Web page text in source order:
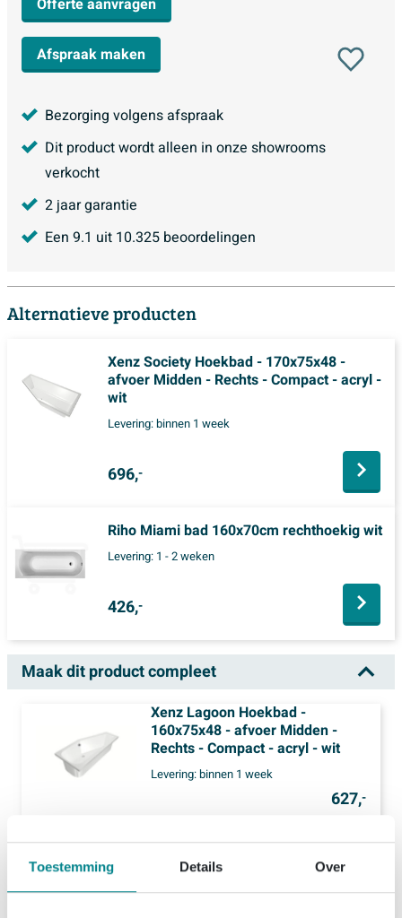
Toestemming Details Over
Offerte aanvragen
Afspraak maken
Bezorging volgens afspraak
Dit product wordt alleen in onze showrooms
verkocht
2 jaar garantie
Een 9.1 uit 10.325 beoordelingen
Alternatieve producten
Xenz Society Hoekbad - 170x75x48 -
afvoer Midden - Rechts - Compact - acryl -
wit
Levering:binnen 1 week
696,-
Riho Miami bad 160x70cm rechthoekig wit
Levering: 1 - 2 weken
426,-
Maak dit product compleet
Xenz Lagoon Hoekbad -
160x75x48 - afvoer Midden -
Rechts - Compact - acryl - wit
Levering:binnen 1 week
627,-
1xFortifura Calvi Badafvoercombinatie - klikwaste - chroom